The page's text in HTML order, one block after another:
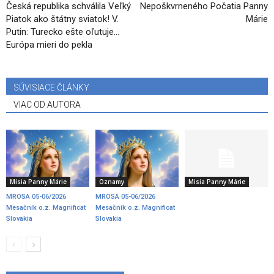
Česká republika schválila Veľký
Piatok ako štátny sviatok! V.
Putin: Turecko ešte oľutuje…
Európa mieri do pekla
Nepoškvrneného Počatia Panny
Márie
SÚVISIACE ČLÁNKY
VIAC OD AUTORA
Misia Panny Márie
MROSA 05-06/2026
Mesačník o.z. Magnificat
Slovakia
Oznamy
MROSA 05-06/2026
Mesačník o.z. Magnificat
Slovakia
Misia Panny Márie